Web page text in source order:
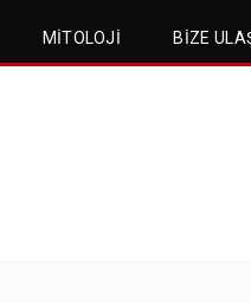
MITOLOJI BIZE